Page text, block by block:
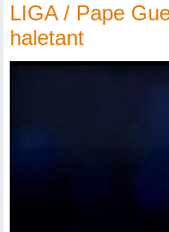
LIGA / Pape
haletant